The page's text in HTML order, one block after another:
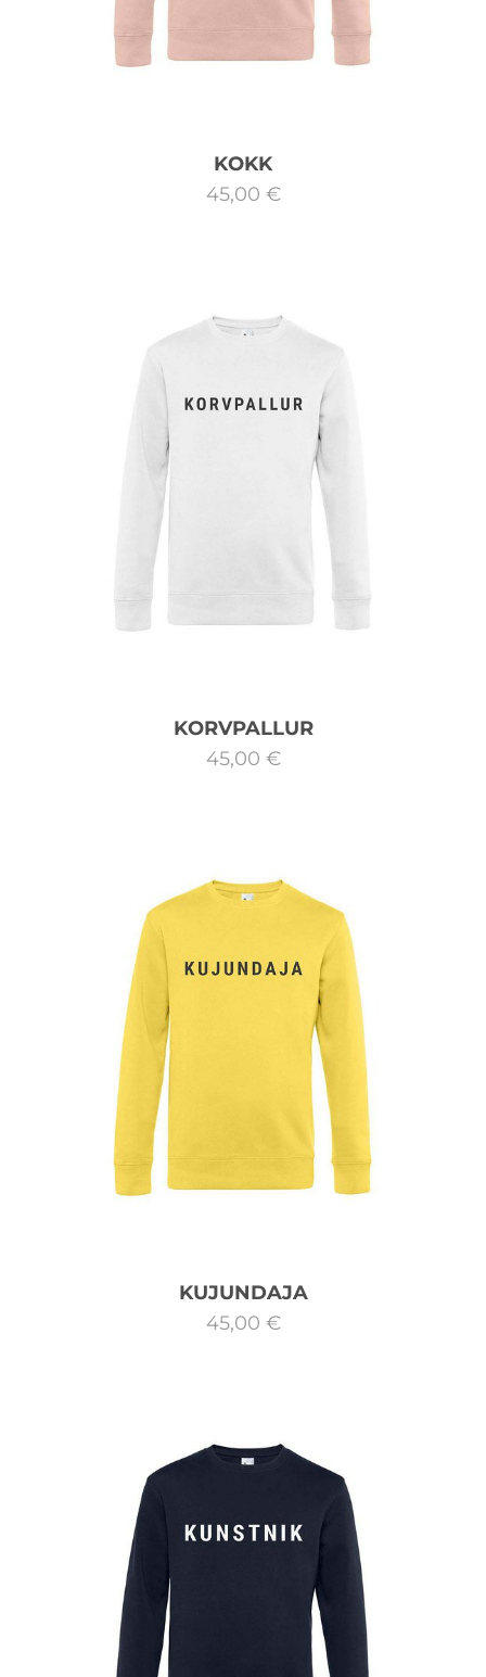
KOKK
45,00 €
KORVPALLUR
45,00 €
KUJUNDAJA
45,00 €